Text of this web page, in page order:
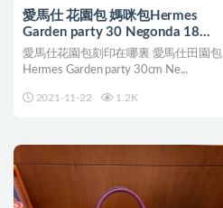
愛馬仕 花園包 媽咪包Hermes
Garden party 30 Negonda 18
Etoupe 大象灰
愛馬仕花園包刻印在哪裏 愛馬仕田園包
Hermes Garden party 30cm Ne...
2021-11-22 1.2K